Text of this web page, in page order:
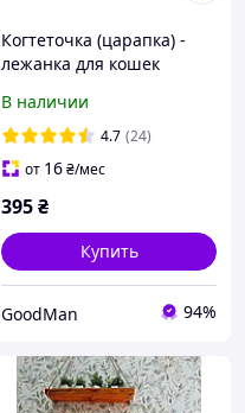
Когтеточка (царапка) -
лежанка для кошек
см
В наличии
4.7 (24)
от 16₴/мес
395₴
Купить
GoodMan 94%